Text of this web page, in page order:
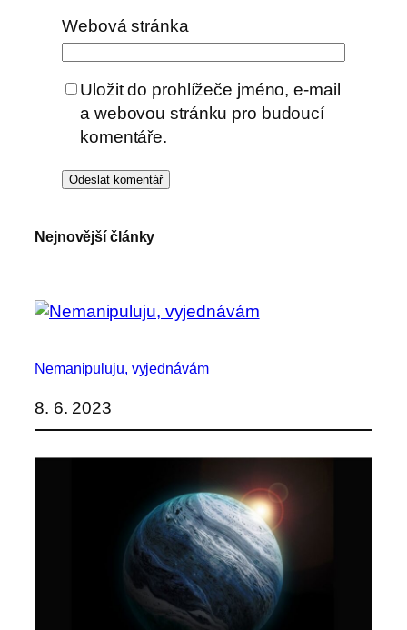
Webová stránka
Uložit do prohlížeče jméno, e-mail
a webovou stránku pro budoucí
komentáře.
Nejnovější články
Nemanipuluju, vyjednávám
8. 6. 2023